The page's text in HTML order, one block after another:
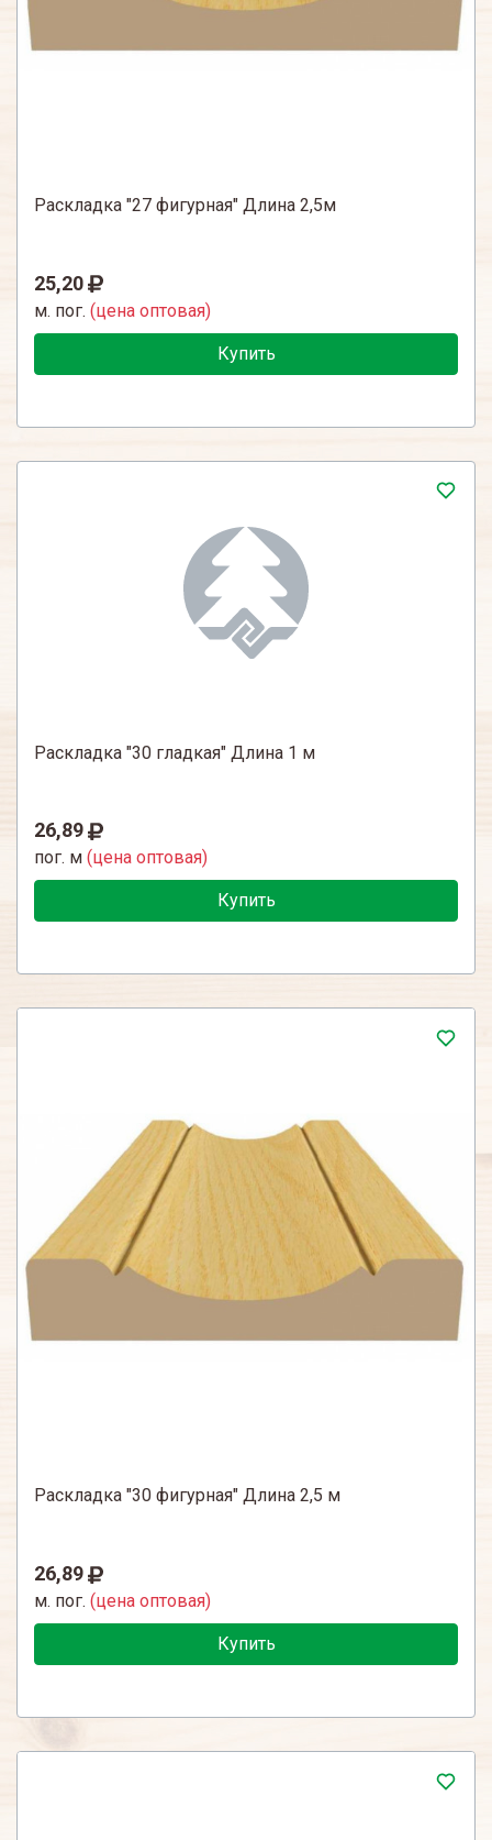
Раскладка "27 фигурная" Длина 2,5м
25,20
м. пог. (цена оптовая)
Купить
Раскладка "30 гладкая" Длина 1 м
26,89
пог. м (цена оптовая)
Купить
Раскладка "30 фигурная" Длина 2,5 м
26,89
м. пог. (цена оптовая)
Купить